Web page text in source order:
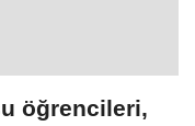
öğrencileri,